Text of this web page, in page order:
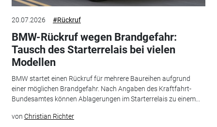
20.07.2026 #Rückruf
BMW-Rückruf wegen Brandgefahr:
Tausch des Starterrelais bei vielen
Modellen
BMW startet einen Rückruf für mehrere Baureihen aufgrund
einer möglichen Brandgefahr. Nach Angaben des Kraftfahrt-
Bundesamtes können Ablagerungen im Starterrelais zu einem...
von Christian Richter